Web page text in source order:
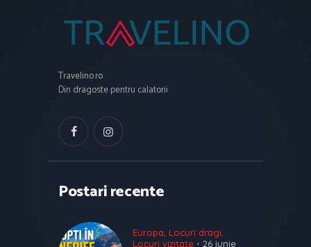
Travelino.ro
Din dragoste pentru calatorii
Postari recente
Europa Locuri dragi
Locuri vizitate
26 iunie